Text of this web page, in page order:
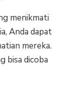
menikmati
Anda dapat
mereka.
bisa dicoba